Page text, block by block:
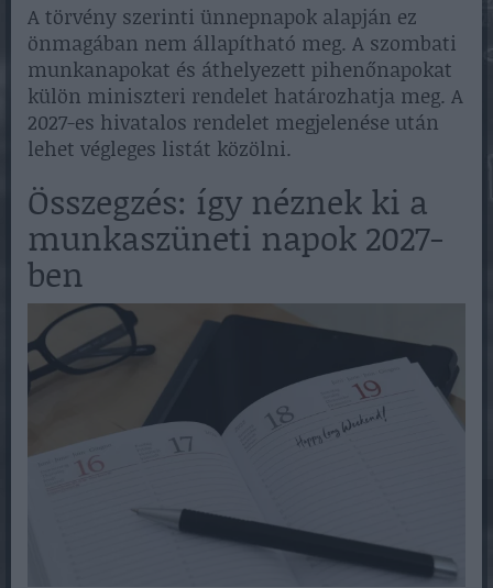
A törvény szerinti ünnepnapok alapján ez
önmagában nem állapítható meg. A szombati
munkanapokat és áthelyezett pihenőnapokat
külön miniszteri rendelet határozhatja meg. A
2027-es hivatalos rendelet megjelenése után
lehet végleges listát közölni.
Összegzés: így néznek ki a
munkaszüneti napok 2027-
ben